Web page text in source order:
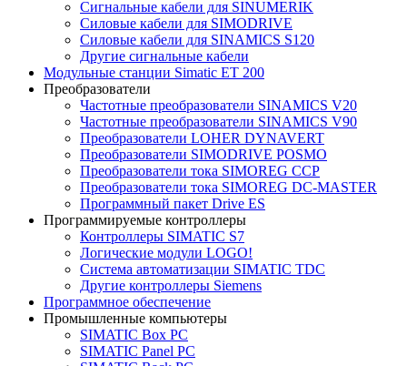
Сигнальные кабели для SINUMERIK
Силовые кабели для SIMODRIVE
Силовые кабели для SINAMICS S120
Другие сигнальные кабели
Модульные станции Simatic ET 200
Преобразователи
Частотные преобразователи SINAMICS V20
Частотные преобразователи SINAMICS V90
Преобразователи LOHER DYNAVERT
Преобразователи SIMODRIVE POSMO
Преобразователи тока SIMOREG CCP
Преобразователи тока SIMOREG DC-MASTER
Программный пакет Drive ES
Программируемые контроллеры
Контроллеры SIMATIC S7
Логические модули LOGO!
Система автоматизации SIMATIC TDC
Другие контроллеры Siemens
Программное обеспечение
Промышленные компьютеры
SIMATIC Box PC
SIMATIC Panel PС